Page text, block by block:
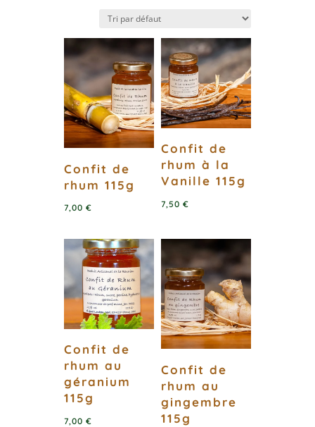
Confit de
rhum 115g
7,00 €
Confit de
rhum à la
Vanille 115g
7,50€
Confit de
rhum au
géranium
115g
7,00 €
Confit de
rhum au
gingembre
115g